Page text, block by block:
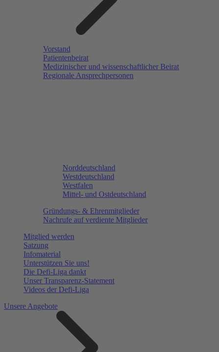
Vorstand
Patientenbeirat
Medizinischer und wissenschaftlicher Beirat
Regionale Ansprechpersonen
Norddeutschland
Westdeutschland
Westfalen
Mittel- und Ostdeutschland
Gründungs- & Ehrenmitglieder
Nachrufe auf verdiente Mitglieder
Mitglied werden
Satzung
Infomaterial
Unterstützen Sie uns!
Die Defi-Liga dankt
Unser Transparenz-Statement
Videos der Defi-Liga
Unsere Angebote